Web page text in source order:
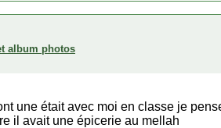
album photos
une était avec moi en classe je
il avait une épicerie au mellah